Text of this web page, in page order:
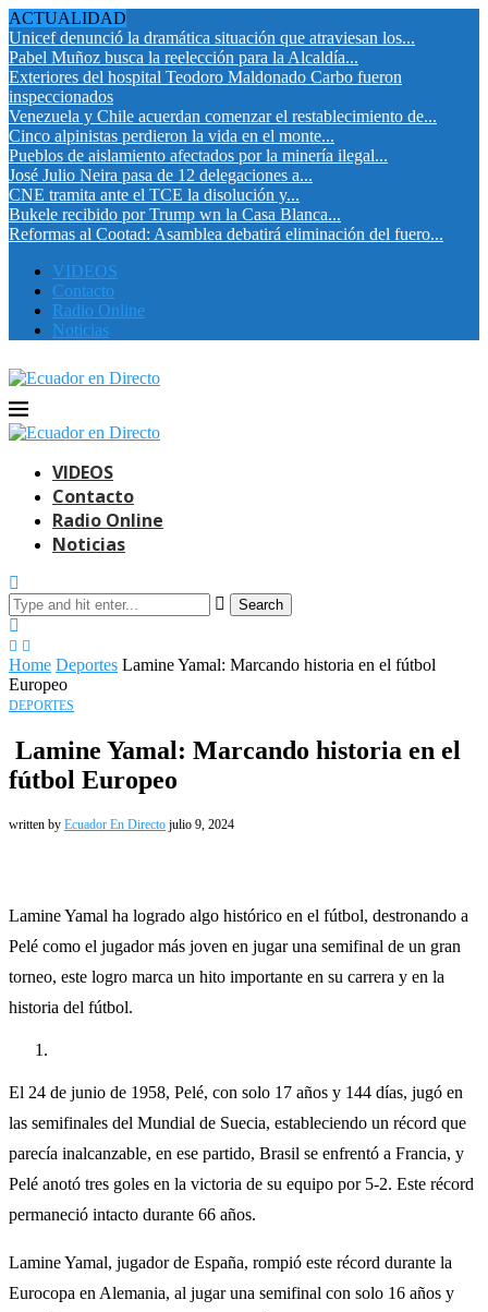
ACTUALIDAD
Unicef denunció la dramática situación que atraviesan los...
Pabel Muñoz busca la reelección para la Alcaldía...
Exteriores del hospital Teodoro Maldonado Carbo fueron
inspeccionados
Venezuela y Chile acuerdan comenzar el restablecimiento de...
Cinco alpinistas perdieron la vida en el monte...
Pueblos de aislamiento afectados por la minería ilegal...
José Julio Neira pasa de 12 delegaciones a...
CNE tramita ante el TCE la disolución y...
Bukele recibido por Trump wn la Casa Blanca...
Reformas al Cootad: Asamblea debatirá eliminación del fuero...
VIDEOS
Contacto
Radio Online
Noticias
VIDEOS
Contacto
Radio Online
Noticias
Search
Home Deportes Lamine Yamal: Marcando historia en el fútbol
Europeo
DEPORTES
Lamine Yamal: Marcando historia en el
fútbol Europeo
written by Ecuador En Directo julio 9, 2024
Lamine Yamal ha logrado algo histórico en el fútbol, destronando a
Pelé como el jugador más joven en jugar una semifinal de un gran
torneo, este logro marca un hito importante en su carrera y en la
historia del fútbol.
El 24 de junio de 1958, Pelé, con solo 17 años y 144 días, jugó en
las semifinales del Mundial de Suecia, estableciendo un récord que
parecía inalcanzable, en ese partido, Brasil se enfrentó a Francia, y
Pelé anotó tres goles en la victoria de su equipo por 5-2. Este récord
permaneció intacto durante 66 años.
Lamine Yamal, jugador de España, rompió este récord durante la
Eurocopa en Alemania, al jugar una semifinal con solo 16 años y